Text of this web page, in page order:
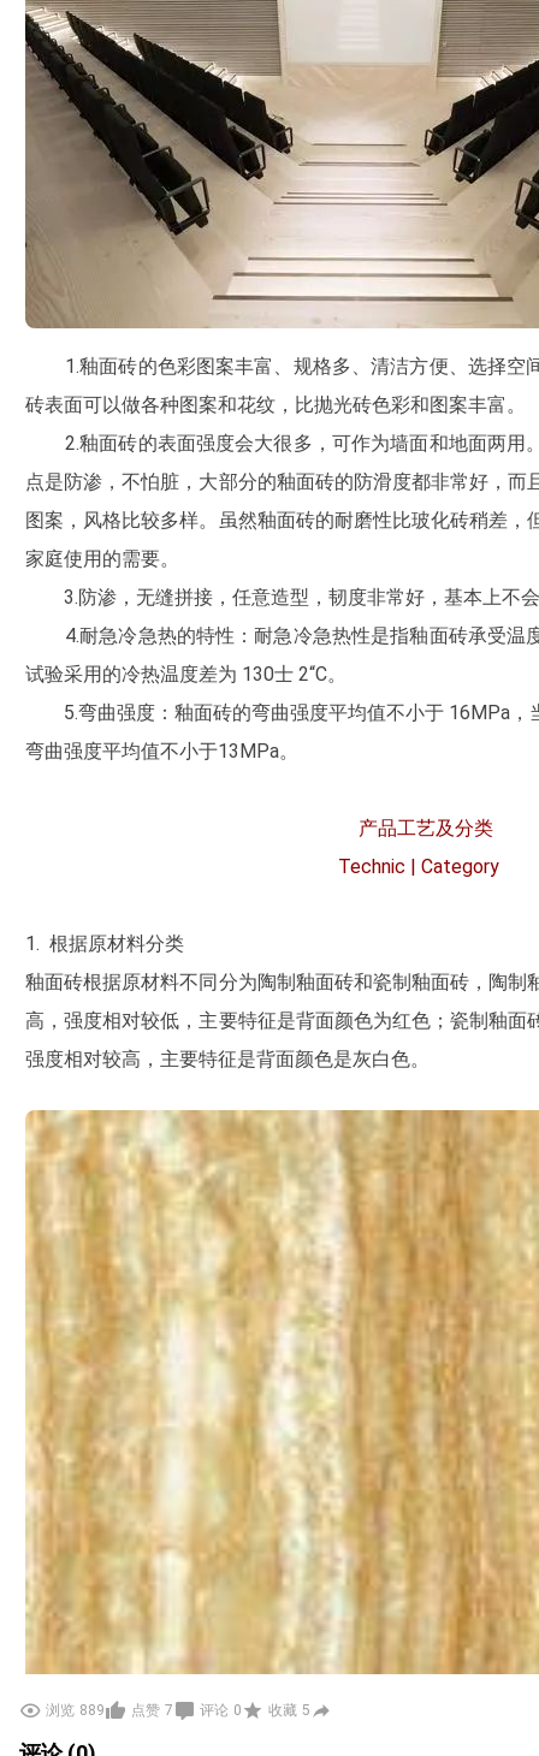
1.釉面砖的色彩图案丰富、规格多、清洁方便、选择空
砖表面可以做各种图案和花纹，比抛光砖色彩和图案丰富。
2.釉面砖的表面强度会大很多，可作为墙面和地面两用
点是防渗，不怕脏，大部分的釉面砖的防滑度都非常好，而
图案，风格比较多样。虽然釉面砖的耐磨性比玻化砖稍差，
家庭使用的需要。
3.防渗，无缝拼接，任意造型，韧度非常好，基本上不
4.耐急冷急热的特性：耐急冷急热性是指釉面砖承受温
试验采用的冷热温度差为 130士 2“C。
5.弯曲强度：釉面砖的弯曲强度平均值不小于 16MPa，
弯曲强度平均值不小于13MPa。
产品工艺及分类
Technic | Category
1. 根据原材料分类
釉面砖根据原材料不同分为陶制釉面砖和瓷制釉面砖，陶制
高，强度相对较低，主要特征是背面颜色为红色；瓷制釉面
强度相对较高，主要特征是背面颜色是灰白色。
浏览 889 点赞 7 评论 0 收藏 5